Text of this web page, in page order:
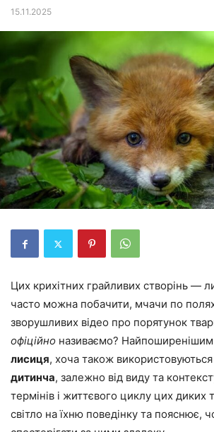
15.11.2025
Цих крихітних грайливих створінь —
часто можна побачити, мчачи по
зворушливих відео про порятунок
офіційно називаємо?
лисиця, хоча також використовуються
дитинча, залежно від виду та
термінів і життєвого циклу цих диких
світло на їхню поведінку та пояснює,